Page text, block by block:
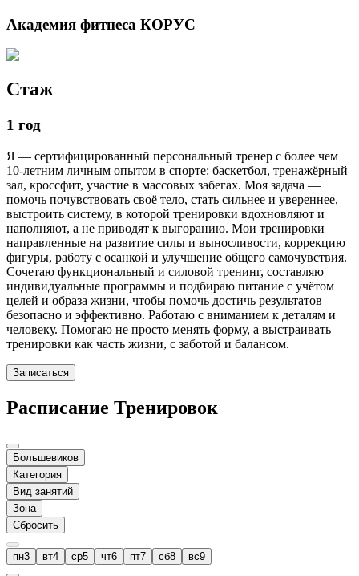
Академия фитнеса КОРУС
Стаж
1 год
Я — сертифицированный персональный тренер с более чем
10-летним личным опытом в спорте: баскетбол, тренажёрный
зал, кроссфит, участие в массовых забегах. Моя задача —
помочь почувствовать своё тело, стать сильнее и увереннее,
выстроить систему, в которой тренировки вдохновляют и
наполняют, а не приводят к выгоранию. Мои тренировки
направленные на развитие силы и выносливости, коррекцию
фигуры, работу с осанкой и улучшение общего самочувствия.
Сочетаю функциональный и силовой тренинг, составляю
индивидуальные программы и подбираю питание с учётом
целей и образа жизни, чтобы помочь достичь результатов
безопасно и эффективно. Работаю с вниманием к деталям и
человеку. Помогаю не просто менять форму, а выстраивать
тренировки как часть жизни, с заботой и балансом.
Записаться
Расписание Тренировок
Большевиков
Категория
Вид занятий
Зона
Сбросить
пн3 вт4 ср5 чт6 пт7 сб8 вс9